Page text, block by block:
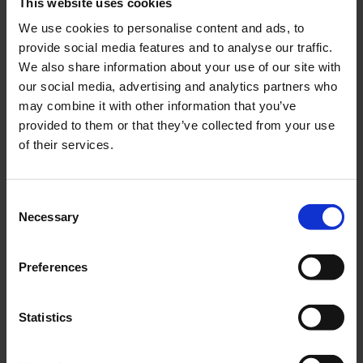
We use cookies to personalise content and ads, to
provide social media features and to analyse our traffic.
We also share information about your use of our site with
our social media, advertising and analytics partners who
may combine it with other information that you’ve
provided to them or that they’ve collected from your use
of their services.
Necessary
Preferences
Statistics
Däck 3.00 - 4 " (CST)
C248 2 lagers
17-802-00
195
Fälgband 20-21"
FW009-04-44-203
29
KÖP
Däck 4.60-17" CST C755 4